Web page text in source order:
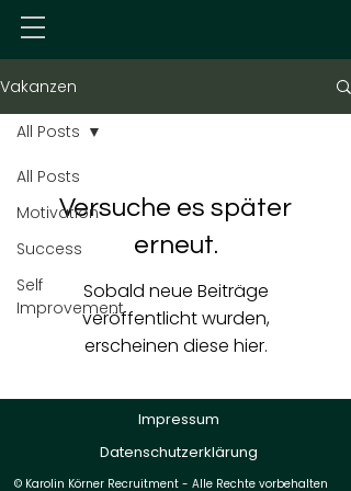
Vakanzen
All Posts
Motivation
Success
Self
Improvement
All Posts
Versuche es später
erneut.
Sobald neue Beiträge
veröffentlicht wurden,
erscheinen diese hier.
Impressum
Datenschutzerklärung
© Karolin Körner Recruitment - Alle Rechte vorbehalten